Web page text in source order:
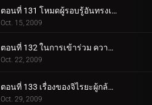
ตอนที่ 131 โหมดผู้รอบรู้อันทรงเกียรติ!
Oct. 15, 2009
ตอนที่ 132 ในการเข้าร่วม ความเจ็บปวด 6 วิถี
Oct. 22, 2009
ตอนที่ 133 เรื่องของจิไรยะผู้กล้าหาญ
Oct. 29, 2009